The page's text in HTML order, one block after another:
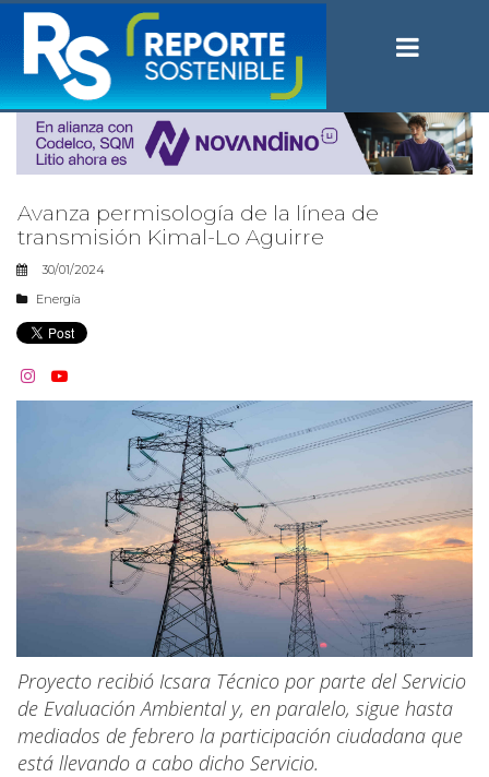
Avanza permisología de la línea de
transmisión Kimal-Lo Aguirre
30/01/2024
Energía
 
Proyecto recibió Icsara Técnico por parte del Servicio
de Evaluación Ambiental y, en paralelo, sigue hasta
mediados de febrero la participación ciudadana que
está llevando a cabo dicho Servicio.